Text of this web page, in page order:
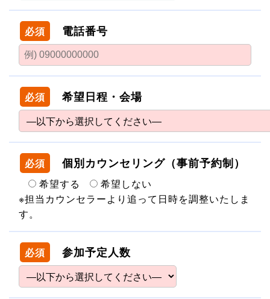
必須 電話番号
必須 希望日程・会場
必須 個別カウンセリング（事前予約制）
希望する
希望しない
※担当カウンセラーより追って日時を調整いたしま
す。
必須 参加予定人数